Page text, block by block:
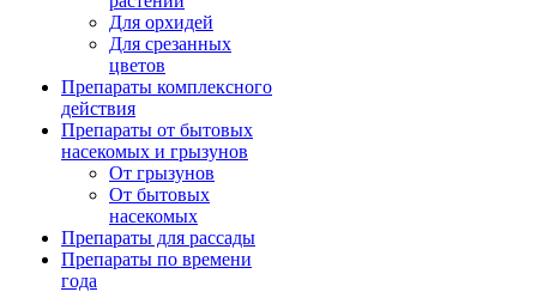
Для орхидей
Для срезанных
цветов
Препараты комплексного
действия
Препараты от бытовых
насекомых и грызунов
От грызунов
От бытовых
насекомых
Препараты для рассады
Препараты по времени
года